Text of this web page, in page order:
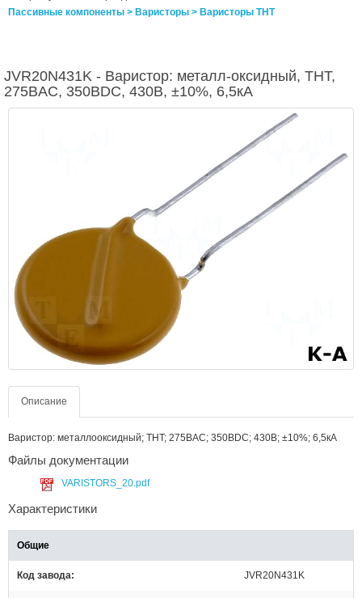
Пассивные компоненты > Варисторы > Варисторы THT
JVR20N431K - Варистор: металл-оксидный, THT,
275ВAC, 350ВDC, 430В, ±10%, 6,5кА
Описание
Варистор: металлооксидный; THT; 275ВAC; 350ВDC; 430В; ±10%; 6,5кА
Файлы документации
VARISTORS_20.pdf
Характеристики
Общие
Код завода JVR20N431K